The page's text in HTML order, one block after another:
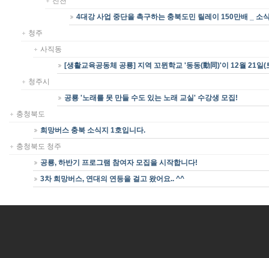
4대강 사업 중단을 촉구하는 충북도민 릴레이 150만배 _ 소
청주
사직동
[생활교육공동체 공룡] 지역 꼬뮌학교 '동동(動同)'이 12월 21일(
청주시
공룡 '노래를 못 만들 수도 있는 노래 교실' 수강생 모집!
충청북도
희망버스 충북 소식지 1호입니다.
충청북도 청주
공룡, 하반기 프로그램 참여자 모집을 시작합니다!
3차 희망버스, 연대의 연등을 걸고 왔어요.. ^^